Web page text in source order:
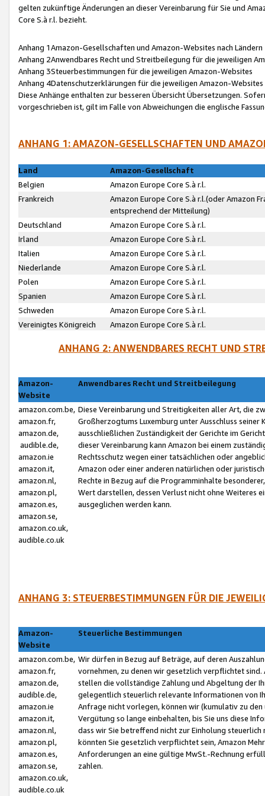
gelten zukünftige Änderungen an dieser Vereinbarung für Sie und
Core S.à r.l. bezieht.
Anhang 1Amazon-Gesellschaften und Amazon-Websites nach Ländern
Anhang 2Anwendbares Recht und Streitbeilegung für die jeweiligen
Anhang 3Steuerbestimmungen für die jeweiligen Amazon-Websites
Anhang 4Datenschutzerklärungen für die jeweiligen Amazon-Websites
Diese Anhänge enthalten zur besseren Übersicht Übersetzungen.
vorgeschrieben ist, gilt im Falle von Abweichungen die englische
ANHANG 1: AMAZON-GESELLSCHAFTEN UND
Land
Amazon-Gesellschaft
Belgien
Amazon Europe Core S.à r.l.
Frankreich
Amazon Europe Core S.à r.l.(oder Amazon
entsprechend der Mitteilung)
Deutschland
Amazon Europe Core S.à r.l.
Irland
Amazon Europe Core S.à r.l.
Italien
Amazon Europe Core S.à r.l.
Niederlande
Amazon Europe Core S.à r.l.
Polen
Amazon Europe Core S.à r.l.
Spanien
Amazon Europe Core S.à r.l.
Schweden
Amazon Europe Core S.à r.l.
Vereinigtes Königreich
Amazon Europe Core S.à r.l.
ANHANG 2: ANWENDBARES RECHT UND
Amazon-
Website
Anwendbares Recht und Streitbeilegung
amazon.com.be,
amazon.fr,
amazon.de,
audible.de,
amazon.ie
amazon.it,
amazon.nl,
amazon.pl,
amazon.es,
amazon.se,
amazon.co.uk,
audible.co.uk
Diese Vereinbarung und Streitigkeiten aller Art, die
Großherzogtums Luxemburg unter Ausschluss
ausschließlichen Zuständigkeit der Gerichte im
dieser Vereinbarung kann Amazon bei einem
Rechtsschutz wegen einer tatsächlichen oder
Amazon oder einer anderen natürlichen oder
Rechte in Bezug auf die Programminhalte
Wert darstellen, dessen Verlust nicht ohne Weiteres
ausgeglichen werden kann.
ANHANG 3: STEUERBESTIMMUNGEN FÜR DIE
Amazon-
Website
Steuerliche Bestimmungen
amazon.com.be,
amazon.fr,
amazon.de,
audible.de,
amazon.ie
amazon.it,
amazon.nl,
amazon.pl,
amazon.es,
amazon.se,
amazon.co.uk,
audible.co.uk
Wir dürfen in Bezug auf Beträge, auf deren
vornehmen, zu denen wir gesetzlich verpflichtet
stellen die vollständige Zahlung und Abgeltung der
gelegentlich steuerlich relevante Informationen von
Anfrage nicht vorlegen, können wir (kumulativ zu
Vergütung so lange einbehalten, bis Sie uns diese
dass wir Sie betreffend nicht zur Einholung
könnten Sie gesetzlich verpflichtet sein, Amazon
Anforderungen an eine gültige MwSt.-Rechnung
zahlen.